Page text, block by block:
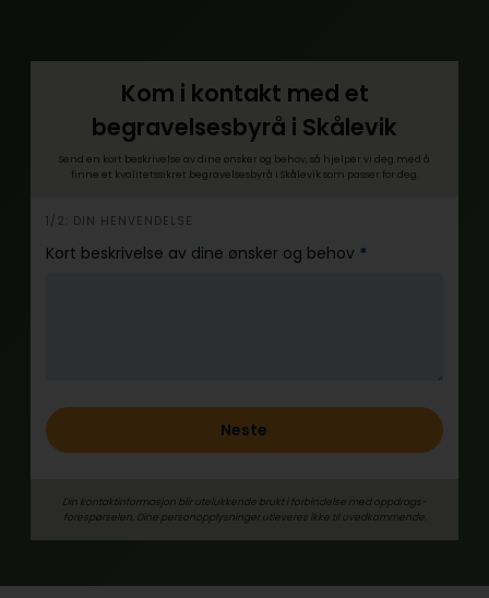
Kom i kontakt med et
begravelsesbyrå i Skålevik
Send en kort beskrivelse av dine ønsker og behov, så hjelper vi deg med å
finne et kvalitetssikret begravelsesbyrå i Skålevik som passer for deg.
h
e
1/2: DIN HENVENDELSE
Kort beskrivelse av dine ønsker og behov *
Neste
Din kontaktinformasjon blir utelukkende brukt i forbindelse med oppdrags­
forespørselen. Dine person­­opplysninger utleveres ikke til uvedkommende.